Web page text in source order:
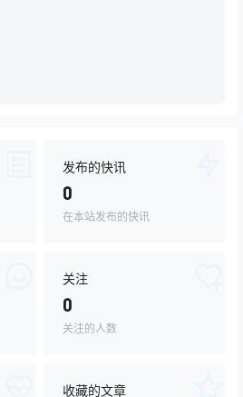
发布的快讯
0
在本站发布的快讯
关注
0
关注的人数
收藏的文章